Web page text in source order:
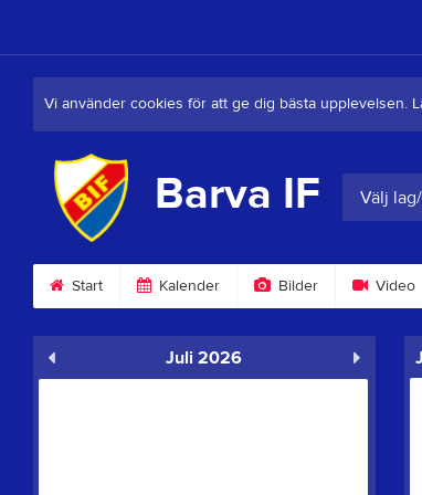
Vi använder cookies för att ge dig bästa upplevelsen.
Barva IF Välj
Start Kalender Bilder Video
Juli 2026